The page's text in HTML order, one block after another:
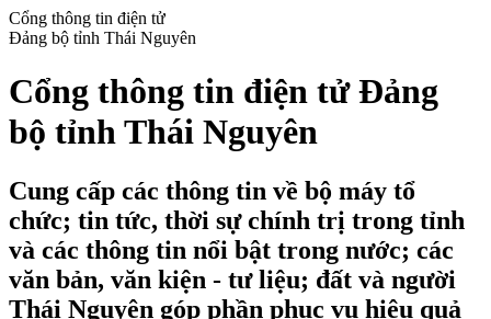
Cổng thông tin điện tử
Đảng bộ tỉnh Thái Nguyên
Cổng thông tin điện tử Đảng
bộ tỉnh Thái Nguyên
Cung cấp các thông tin về bộ máy tổ
chức; tin tức, thời sự chính trị trong tỉnh
và các thông tin nổi bật trong nước; các
văn bản, văn kiện - tư liệu; đất và người
Thái Nguyên góp phần phục vụ hiệu quả